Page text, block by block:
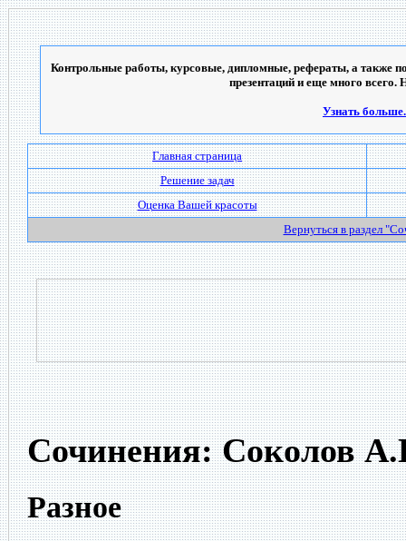
Контрольные работы, курсовые, дипломные, рефераты, а также
презентаций и еще много всего.
Узнать
Главная страница
Решение задач
Оценка Вашей красоты
Вернуться в раздел
Сочинения: Соколов
Разное